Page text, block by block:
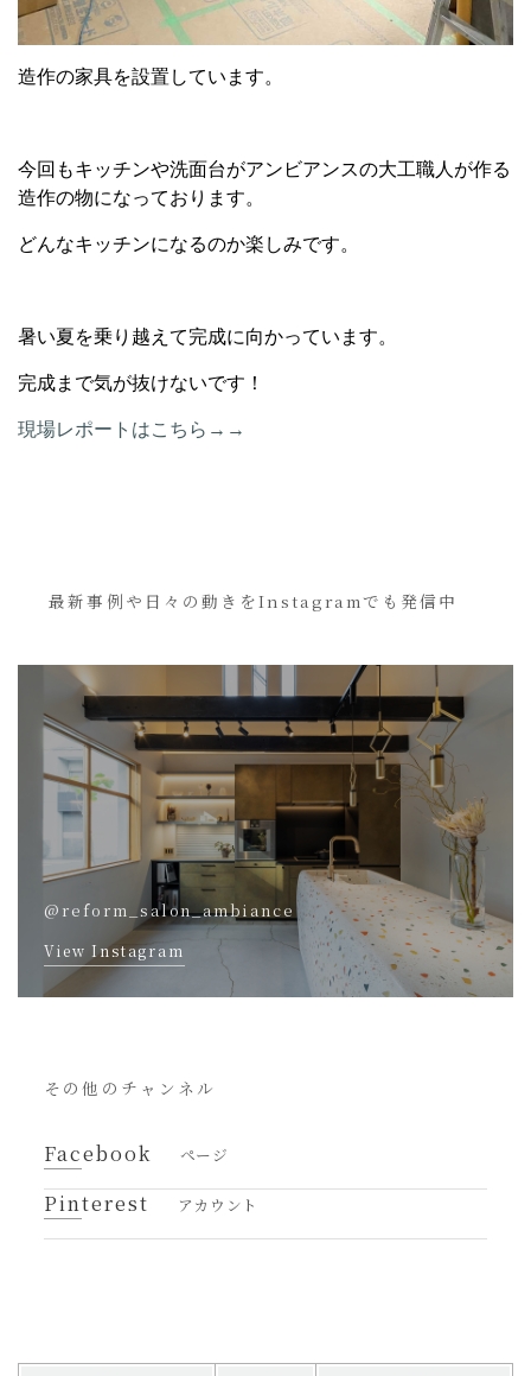
造作の家具を設置しています。
今回もキッチンや洗面台がアンビアンスの大工職人が作る
造作の物になっております。
どんなキッチンになるのか楽しみです。
暑い夏を乗り越えて完成に向かっています。
完成まで気が抜けないです！
現場レポートはこちら→→
最新事例や日々の動きをInstagramでも発信中
@reform_salon_ambiance
View Instagram
その他のチャンネル
Facebook ページ
Pinterest アカウント